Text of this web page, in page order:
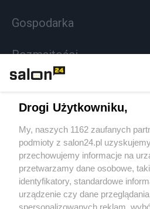
Gospodarka
Rozmaitości
Sport
Społeczeństwo
Kultura
Drogi Użytkowniku,
My, naszych 1162 zaufanych
podmioty z salon24.pl
przechowujemy informacje na
przetwarzamy dane osobowe,
identyfikatory, standardowe
urządzenie czy dane
spersonalizowanych reklam,